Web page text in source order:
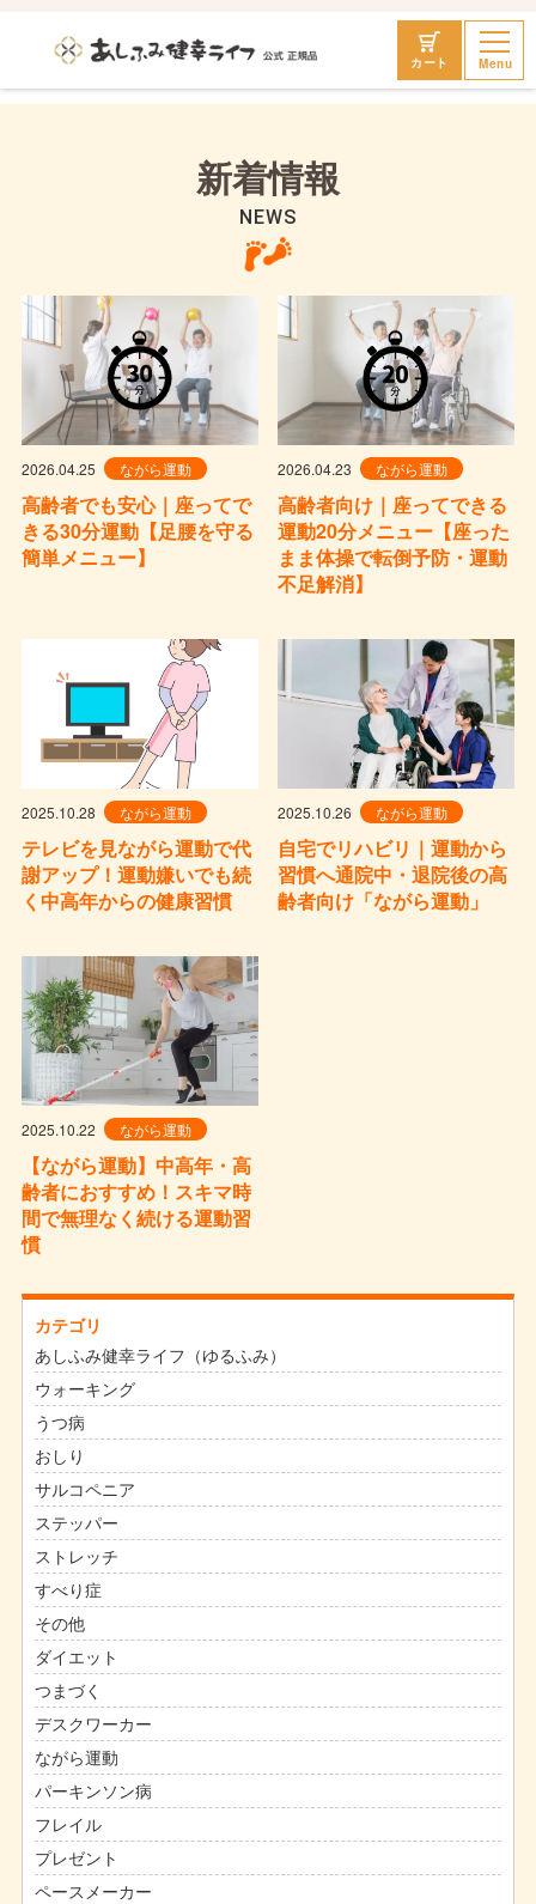
カート Menu
新着情報
NEWS
2026.04.25 ながら運動
高齢者でも安心｜座ってで
きる30分運動【足腰を守る
簡単メニュー】
2026.04.23 ながら運動
高齢者向け｜座ってできる
運動20分メニュー【座った
まま体操で転倒予防・運動
不足解消】
2025.10.28 ながら運動
テレビを見ながら運動で代
謝アップ！運動嫌いでも続
く中高年からの健康習慣
2025.10.26 ながら運動
自宅でリハビリ｜運動から
習慣へ通院中・退院後の高
齢者向け「ながら運動」
2025.10.22 ながら運動
【ながら運動】中高年・高
齢者におすすめ！スキマ時
間で無理なく続ける運動習
慣
カテゴリ
あしふみ健幸ライフ（ゆるふみ）
ウォーキング
うつ病
おしり
サルコペニア
ステッパー
ストレッチ
すべり症
その他
ダイエット
つまづく
デスクワーカー
ながら運動
パーキンソン病
フレイル
プレゼント
ペースメーカー